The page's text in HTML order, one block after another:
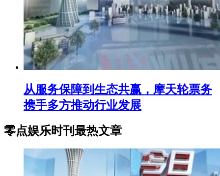
从服务保障到生态共赢，摩天轮票务
携手多方推动行业发展
零点娱乐时刊最热文章